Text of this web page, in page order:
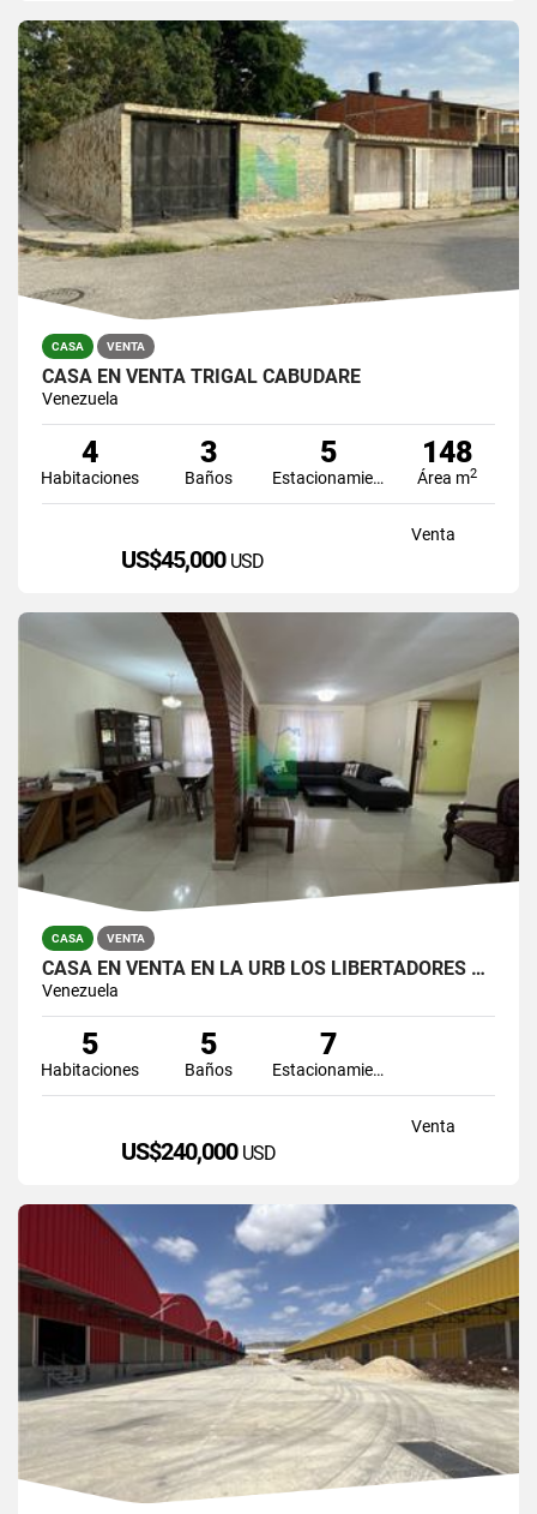
CASA VENTA
CASA EN VENTA TRIGAL CABUDARE
Venezuela
4
Habitaciones
3
Baños
5
Estacionamiento
148
Área m2
Venta
US$45,000 USD
CASA VENTA
CASA EN VENTA EN LA URB LOS LIBERTADORES ESTE DE BARQUISIMETO
Venezuela
5
Habitaciones
5
Baños
7
Estacionamiento
Venta
US$240,000 USD